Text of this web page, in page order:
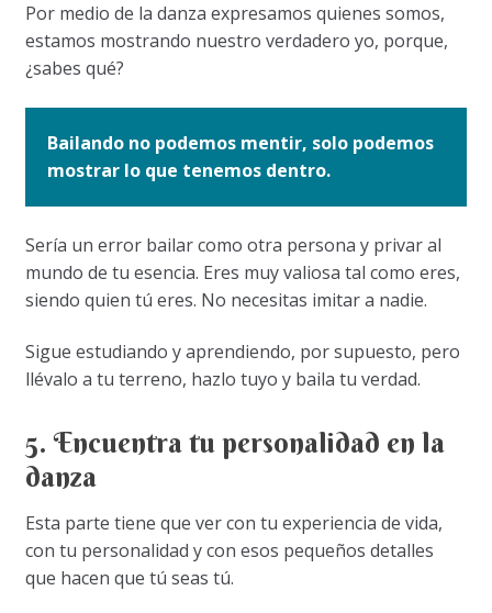
Por medio de la danza expresamos quienes somos,
estamos mostrando nuestro verdadero yo, porque,
¿sabes qué?
Bailando no podemos mentir, solo podemos
mostrar lo que tenemos dentro.
Sería un error bailar como otra persona y privar al
mundo de tu esencia. Eres muy valiosa tal como eres,
siendo quien tú eres. No necesitas imitar a nadie.
Sigue estudiando y aprendiendo, por supuesto, pero
llévalo a tu terreno, hazlo tuyo y baila tu verdad.
5. Encuentra tu personalidad en la
danza
Esta parte tiene que ver con tu experiencia de vida,
con tu personalidad y con esos pequeños detalles
que hacen que tú seas tú.